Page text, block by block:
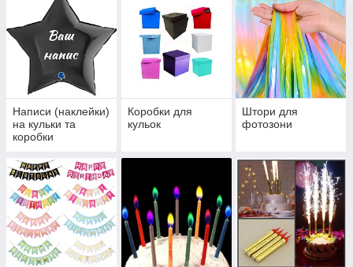
Написи (наклейки)
на кульки та
коробки
Коробки для
кульок
Штори для
фотозони